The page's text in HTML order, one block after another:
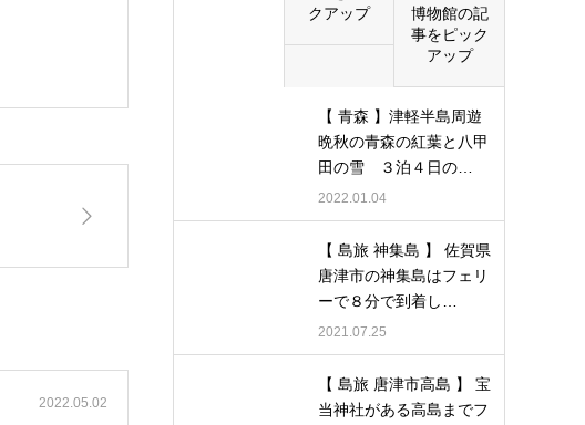
2022.05.02
クアップ
博物館の記
事をピック
アップ
【 青森 】津軽半島周遊
晩秋の青森の紅葉と八甲
田の雪 ３泊４日の…
2022.01.04
【 島旅 神集島 】 佐賀県
唐津市の神集島はフェリ
ーで８分で到着し…
2021.07.25
【 島旅 唐津市高島 】 宝
当神社がある高島までフ